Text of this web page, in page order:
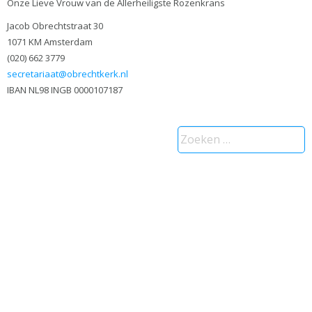
Onze Lieve Vrouw van de Allerheiligste Rozenkrans
Jacob Obrechtstraat 30
1071 KM Amsterdam
(020) 662 3779
secretariaat@obrechtkerk.nl
IBAN NL98 INGB 0000107187
Zoeken
naar: